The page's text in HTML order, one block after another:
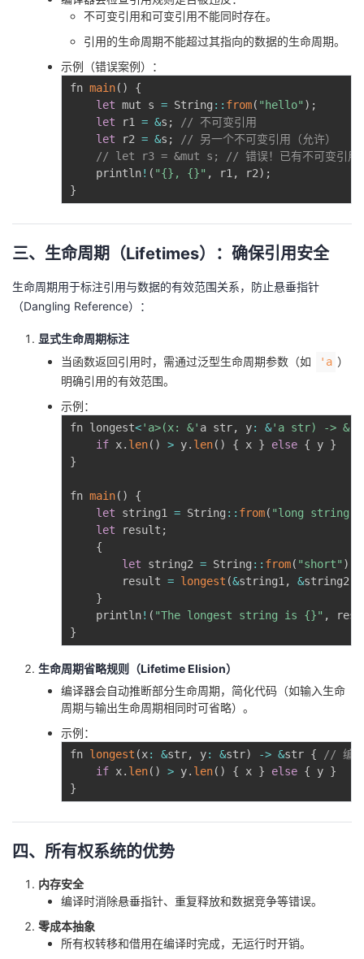
不可变引用和可变引用不能同时存在。
引用的生命周期不能超过其指向的数据的生命周期。
示例（错误案例）：
fn main( )
{
let mut s = String : : from( "hello" ) ;
let r1 = &s ;
// 不可变引用
let r2 = &s ;
// 另一个不可变引用（允许）
// let r3 = &mut s; // 错误！已有不可变引用时
    println
! ( "{}, {}" , r1 , r2) ;
}
三、生命周期（Lifetimes）：确保引用安全
生命周期用于标注引用与数据的有效范围关系，防止悬垂指针
（Dangling Reference）：
显式生命周期标注
当函数返回引用时，需通过泛型生命周期参数（如
'a ）
明确引用的有效范围。
示例：
fn longest<'a>(x: &' a str, y: &'a str) -> &'
if x. len( ) > y. len( ) { x } else { y }
}
fn main( )
{
let string1 = String : : from( "long string"
let result ;
{
let string2 = String : : from( "short" )
        result
= longest (&string1 , &string2
}
    println
! ( "The longest string is {}" ,
}
生命周期省略规则（Lifetime Elision）
编译器会自动推断部分生命周期，简化代码（如输入生命
周期与输出生命周期相同时可省略）。
示例：
fn longest (x: &str, y: &str) -> &str {
// 编译
if x. len( ) > y. len( ) { x } else { y }
}
四、所有权系统的优势
内存安全
编译时消除悬垂指针、重复释放和数据竞争等错误。
零成本抽象
所有权转移和借用在编译时完成，无运行时开销。